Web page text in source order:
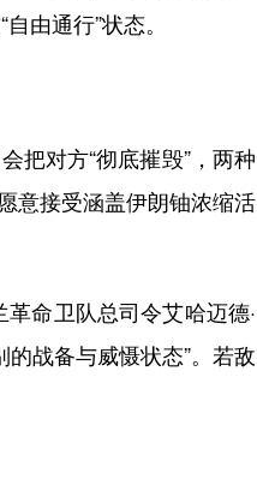
由通行”状态。
把对方“彻底摧毁”，两种
意接受涵盖伊朗铀浓缩活
命卫队总司令艾哈迈德·
战备与威慑状态”。若敌